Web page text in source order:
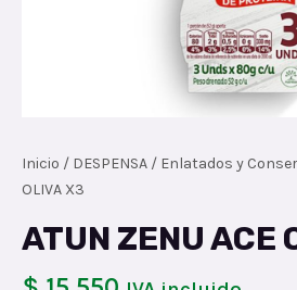
Inicio / DESPENSA / Enlatados y
OLIVA X3
ATUN ZENU ACE